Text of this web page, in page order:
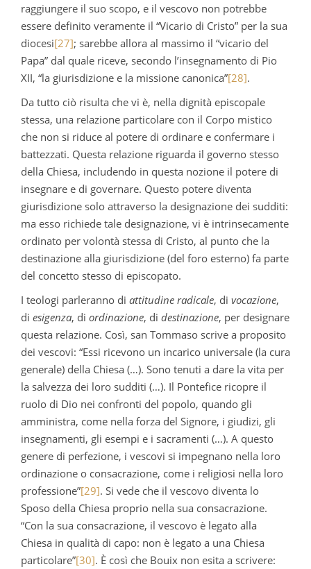
raggiungere il suo scopo, e il vescovo non potrebbe
essere definito veramente il “Vicario di Cristo” per la sua
diocesi[27]; sarebbe allora al massimo il “vicario del
Papa” dal quale riceve, secondo l’insegnamento di Pio
XII, “la giurisdizione e la missione canonica”[28].
Da tutto ciò risulta che vi è, nella dignità episcopale
stessa, una relazione particolare con il Corpo mistico
che non si riduce al potere di ordinare e confermare i
battezzati. Questa relazione riguarda il governo stesso
della Chiesa, includendo in questa nozione il potere di
insegnare e di governare. Questo potere diventa
giurisdizione solo attraverso la designazione dei sudditi:
ma esso richiede tale designazione, vi è intrinsecamente
ordinato per volontà stessa di Cristo, al punto che la
destinazione alla giurisdizione (del foro esterno) fa parte
del concetto stesso di episcopato.
I teologi parleranno di attitudine radicale, di vocazione,
di esigenza, di ordinazione, di destinazione, per designare
questa relazione. Così, san Tommaso scrive a proposito
dei vescovi: “Essi ricevono un incarico universale (la cura
generale) della Chiesa (…). Sono tenuti a dare la vita per
la salvezza dei loro sudditi (…). Il Pontefice ricopre il
ruolo di Dio nei confronti del popolo, quando gli
amministra, come nella forza del Signore, i giudizi, gli
insegnamenti, gli esempi e i sacramenti (…). A questo
genere di perfezione, i vescovi si impegnano nella loro
ordinazione o consacrazione, come i religiosi nella loro
professione”[29]. Si vede che il vescovo diventa lo
Sposo della Chiesa proprio nella sua consacrazione.
“Con la sua consacrazione, il vescovo è legato alla
Chiesa in qualità di capo: non è legato a una Chiesa
particolare”[30]. È così che Bouix non esita a scrivere: